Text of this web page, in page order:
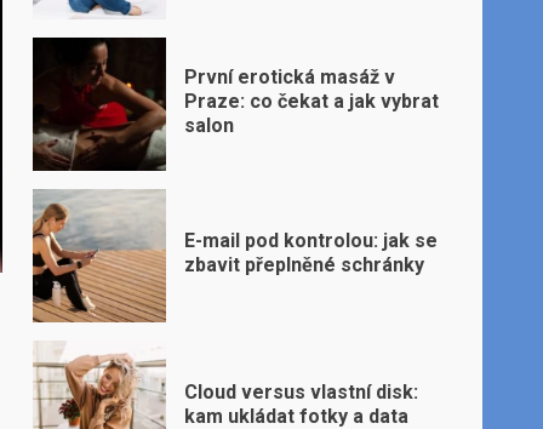
První erotická masáž v
Praze: co čekat a jak vybrat
salon
E-mail pod kontrolou: jak se
zbavit přeplněné schránky
Cloud versus vlastní disk:
kam ukládat fotky a data